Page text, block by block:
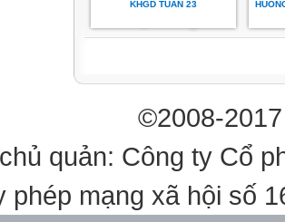
Tên chủ đề
1
Đồ gốm, sứ trong gia đình
KHGD TUẦN 23
©2008-
quản: Công ty Cổ
phép mạng xã hội số